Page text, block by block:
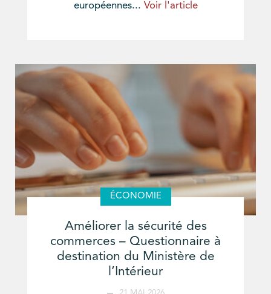
européennes... Voir l'article
ÉCONOMIE
Améliorer la sécurité des
commerces – Questionnaire à
destination du Ministère de
l’Intérieur